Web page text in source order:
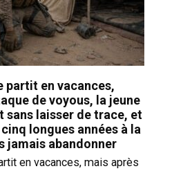
partit en vacances,
de voyous, la jeune
sans laisser de trace, et
longues années à la
jamais abandonner
en vacances, mais après